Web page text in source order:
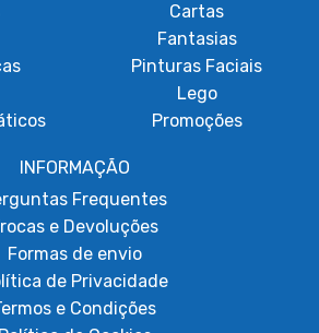
Cartas
Fantasias
Pinturas Faciais
Lego
Promoções
INFORMAÇÃO
Frequentes
e Devoluções
Formas de envio
de Privacidade
e Condições